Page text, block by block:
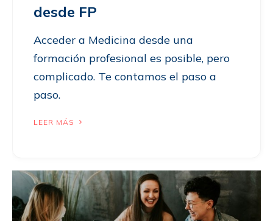
desde FP
Acceder a Medicina desde una
formación profesional es posible, pero
complicado. Te contamos el paso a
paso.
LEER MÁS